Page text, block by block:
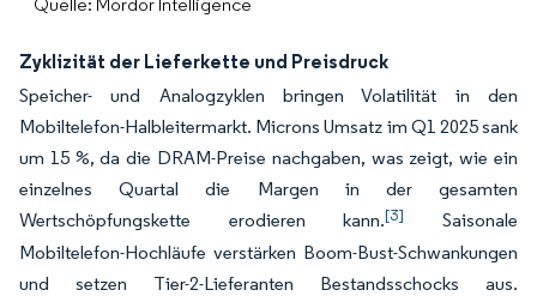
Zyklizität der Lieferkette und Preisdruck
Speicher- und Analogzyklen bringen Volatilität in den
Mobiltelefon-Halbleitermarkt. Microns Umsatz im Q1 2025 sank
um 15 %, da die DRAM-Preise nachgaben, was zeigt, wie ein
einzelnes Quartal die Margen in der gesamten
Wertschöpfungskette erodieren kann.[3]
Saisonale
Mobiltelefon-Hochläufe verstärken Boom-Bust-Schwankungen
und setzen Tier-2-Lieferanten Bestandsschocks aus.